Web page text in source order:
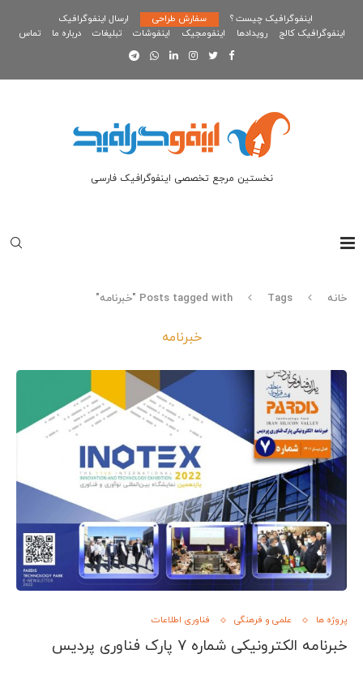
اینفوگرافیک چیست ؟ سفارش طراحی
ارسال اینفوگرافیک
اینفوگرافیک کالج
رویدادها اینفومجیک اینفوشات تبلیغات درباره ما تماس
نخستین مرجع تخصصی اینفوگرافیک فارسی
خانه Tags Posts tagged with "خبرنامه"
خبرنامه
پروژه ها علمی و فرهنگی فناوری اطلاعات
خبرنامه الکترونیکی شماره 7 پارک فناوری پردیس